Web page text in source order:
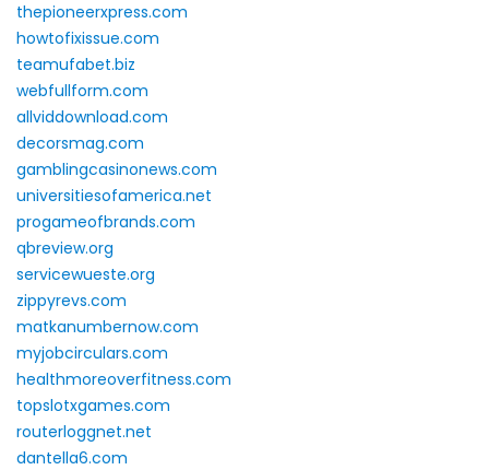
thepioneerxpress.com
howtofixissue.com
teamufabet.biz
webfullform.com
allviddownload.com
decorsmag.com
gamblingcasinonews.com
universitiesofamerica.net
progameofbrands.com
qbreview.org
servicewueste.org
zippyrevs.com
matkanumbernow.com
myjobcirculars.com
healthmoreoverfitness.com
topslotxgames.com
routerloggnet.net
dantella6.com